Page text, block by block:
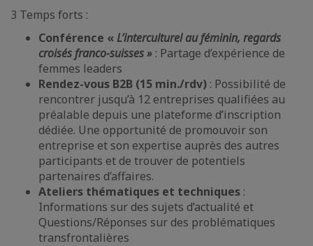
3 Temps forts :
Conférence « L’interculturel au féminin, regards
croisés franco-suisses » : Partage d’expérience de
femmes leaders
Rendez-vous B2B (15 min./rdv) : Possibilité de
rencontrer jusqu’à 12 entreprises qualifiées au
préalable depuis une plateforme d’inscription
dédiée. Une opportunité de promouvoir son
entreprise et son expertise auprès des autres
participants et de trouver de potentiels
partenaires d’affaires.
Ateliers thématiques et techniques :
Informations sur des sujets d’actualité et
Questions/Réponses sur des problématiques
transfrontalières